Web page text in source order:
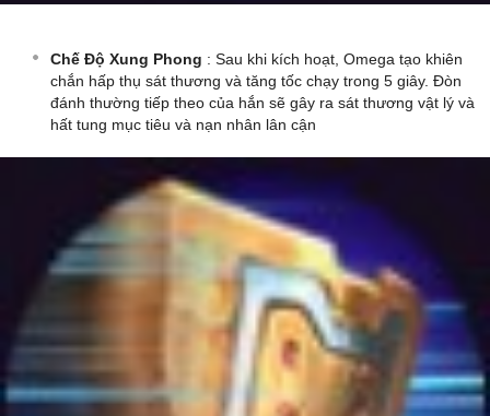
Chế Độ Xung Phong : Sau khi kích hoạt, Omega tạo khiên
chắn hấp thụ sát thương và tăng tốc chạy trong 5 giây. Đòn
đánh thường tiếp theo của hắn sẽ gây ra sát thương vật lý và
hất tung mục tiêu và nạn nhân lân cận